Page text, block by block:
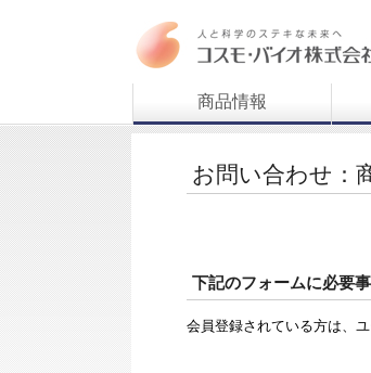
商品情報
お問い合わせ：
下記のフォームに必要
会員登録されている方は、